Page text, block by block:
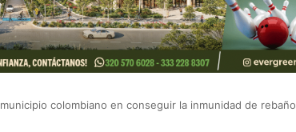
colombiano en conseguir la inmunidad de rebaño